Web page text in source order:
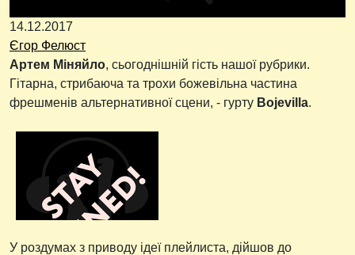
14.12.2017
Єгор Фелюст
Артем Міняйло, сьогоднішній гість нашої рубрики.
Гітарна, стрибаюча та трохи божевільна частина
фрешменів альтернативної сцени, - гурту Bojevilla.
У роздумах з приводу ідеї плейлиста, дійшов до